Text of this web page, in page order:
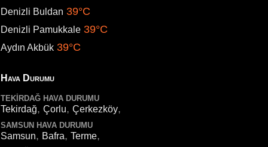
Denizli Buldan 39°C
Denizli Pamukkale 39°C
Aydın Akbük 39°C
Hava Durumu
TEKIRDAĞ HAVA DURUMU
Tekirdağ, Çorlu, Çerkezköy,
SAMSUN HAVA DURUMU
Samsun, Bafra, Terme,